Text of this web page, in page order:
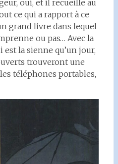
oui, et il recueille au
ce qui a rapport à ce
grand livre dans lequel
ou pas… Avec la
la sienne qu’un jour,
trouveront une
téléphones portables,